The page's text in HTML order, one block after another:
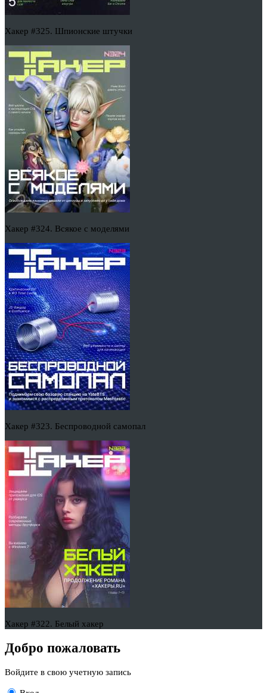
Хакер #325. Шпионские штучки
Хакер #324. Всякое с моделями
Хакер #323. Беспроводной самопал
Хакер #322. Белый хакер
Добро пожаловать
Войдите в свою учетную запись